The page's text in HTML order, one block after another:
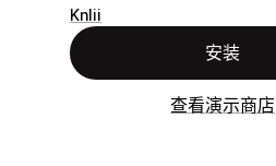
Knlii
安装
查看演示商店